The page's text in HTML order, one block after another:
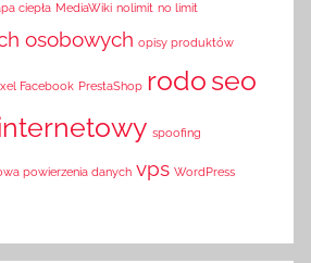
ciepła MediaWiki nolimit no limit
osobowych opisy produktów
Facebook PrestaShop rodo seo
spoofing
powierzenia danych vps WordPress